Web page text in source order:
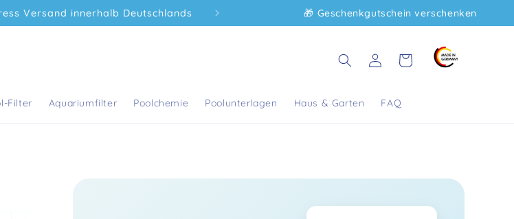
ab 75€ innerhalb Deutschlands 🎁 Geschenkgutschein verschenken
Filter Aquariumfilter Poolchemie Poolunterlagen Haus & Garten FAQ
EinloggenWarenkorb